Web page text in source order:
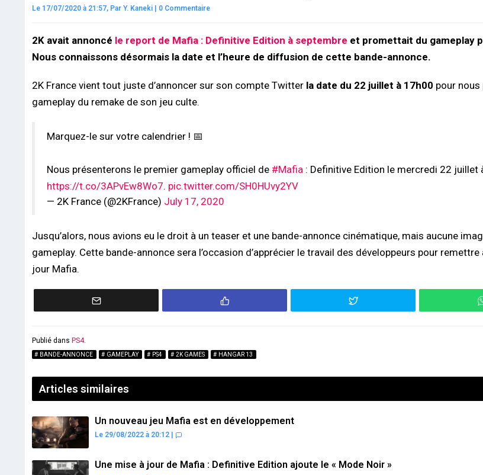
Le 17/07/2020 à 21:57, Par Y. Kaneki 0 Commentaire
2K avait annoncé le report de Mafia : Definitive Edition à septembre et promettait du gameplay
Nous connaissons désormais la date et l’heure de diffusion de cette bande-annonce.
2K France vient tout juste d’annoncer sur son compte Twitter la date du 22 juillet à 17h00 pour nous
gameplay du remake de son jeu culte.
Marquez-le sur votre calendrier ! 📅
Nous présenterons le premier gameplay officiel de #Mafia : Definitive Edition le mercredi 22 juillet
https://t.co/3APvEw8Wo7. pic.twitter.com/SH0HUvy2YV
— 2K France (@2KFrance) July 17, 2020
Jusqu’alors, nous avions eu le droit à un teaser et une bande-annonce cinématique, mais aucune
gameplay. Cette bande-annonce sera l’occasion d’apprécier le travail des développeurs pour remettre
jour Mafia.
Publié dans PS4.
BANDE-ANNONCE GAMEPLAY PS4 2K GAMES HANGAR 13
Articles similaires
Un nouveau jeu Mafia est en développement
Le 29/08/2022 à 20:12
Une mise à jour de Mafia : Definitive Edition ajoute le « Mode Noir »